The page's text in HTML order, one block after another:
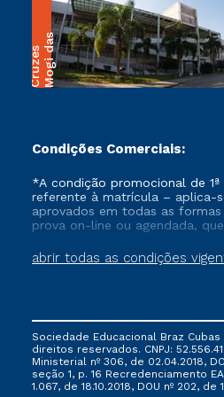
M
o
g
i
da
s
C
r
u
z
e
s
Condições Comerciais:
abrir todas as condições
*A condição promocional de
referente à matrícula – aplica-
aprovados em todas as
prova on-line ou agendada,
vigente, que ainda não tenham
tenham cancelado ou trancado
via FIES, Prouni e outros
não se acumula com nenhuma
ofertada pela Instituição.
Sociedade Educacional Braz
direitos reservados. CNPJ:
Ministerial nº 306, de 02.04.2018,
seção 1, p. 16 Recredenciamento
1.067, de 18.10.2018, DOU nº 202, de